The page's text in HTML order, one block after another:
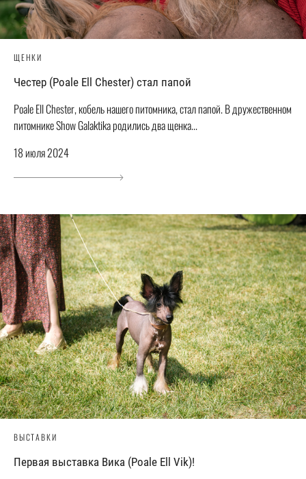
ЩЕНКИ
Честер (Poale Ell Chester) стал папой
Poale Ell Chester, кобель нашего питомника, стал папой. В дружественном
питомнике Show Galaktika родились два щенка...
18 июля 2024
ВЫСТАВКИ
Первая выставка Вика (Poale Ell Vik)!